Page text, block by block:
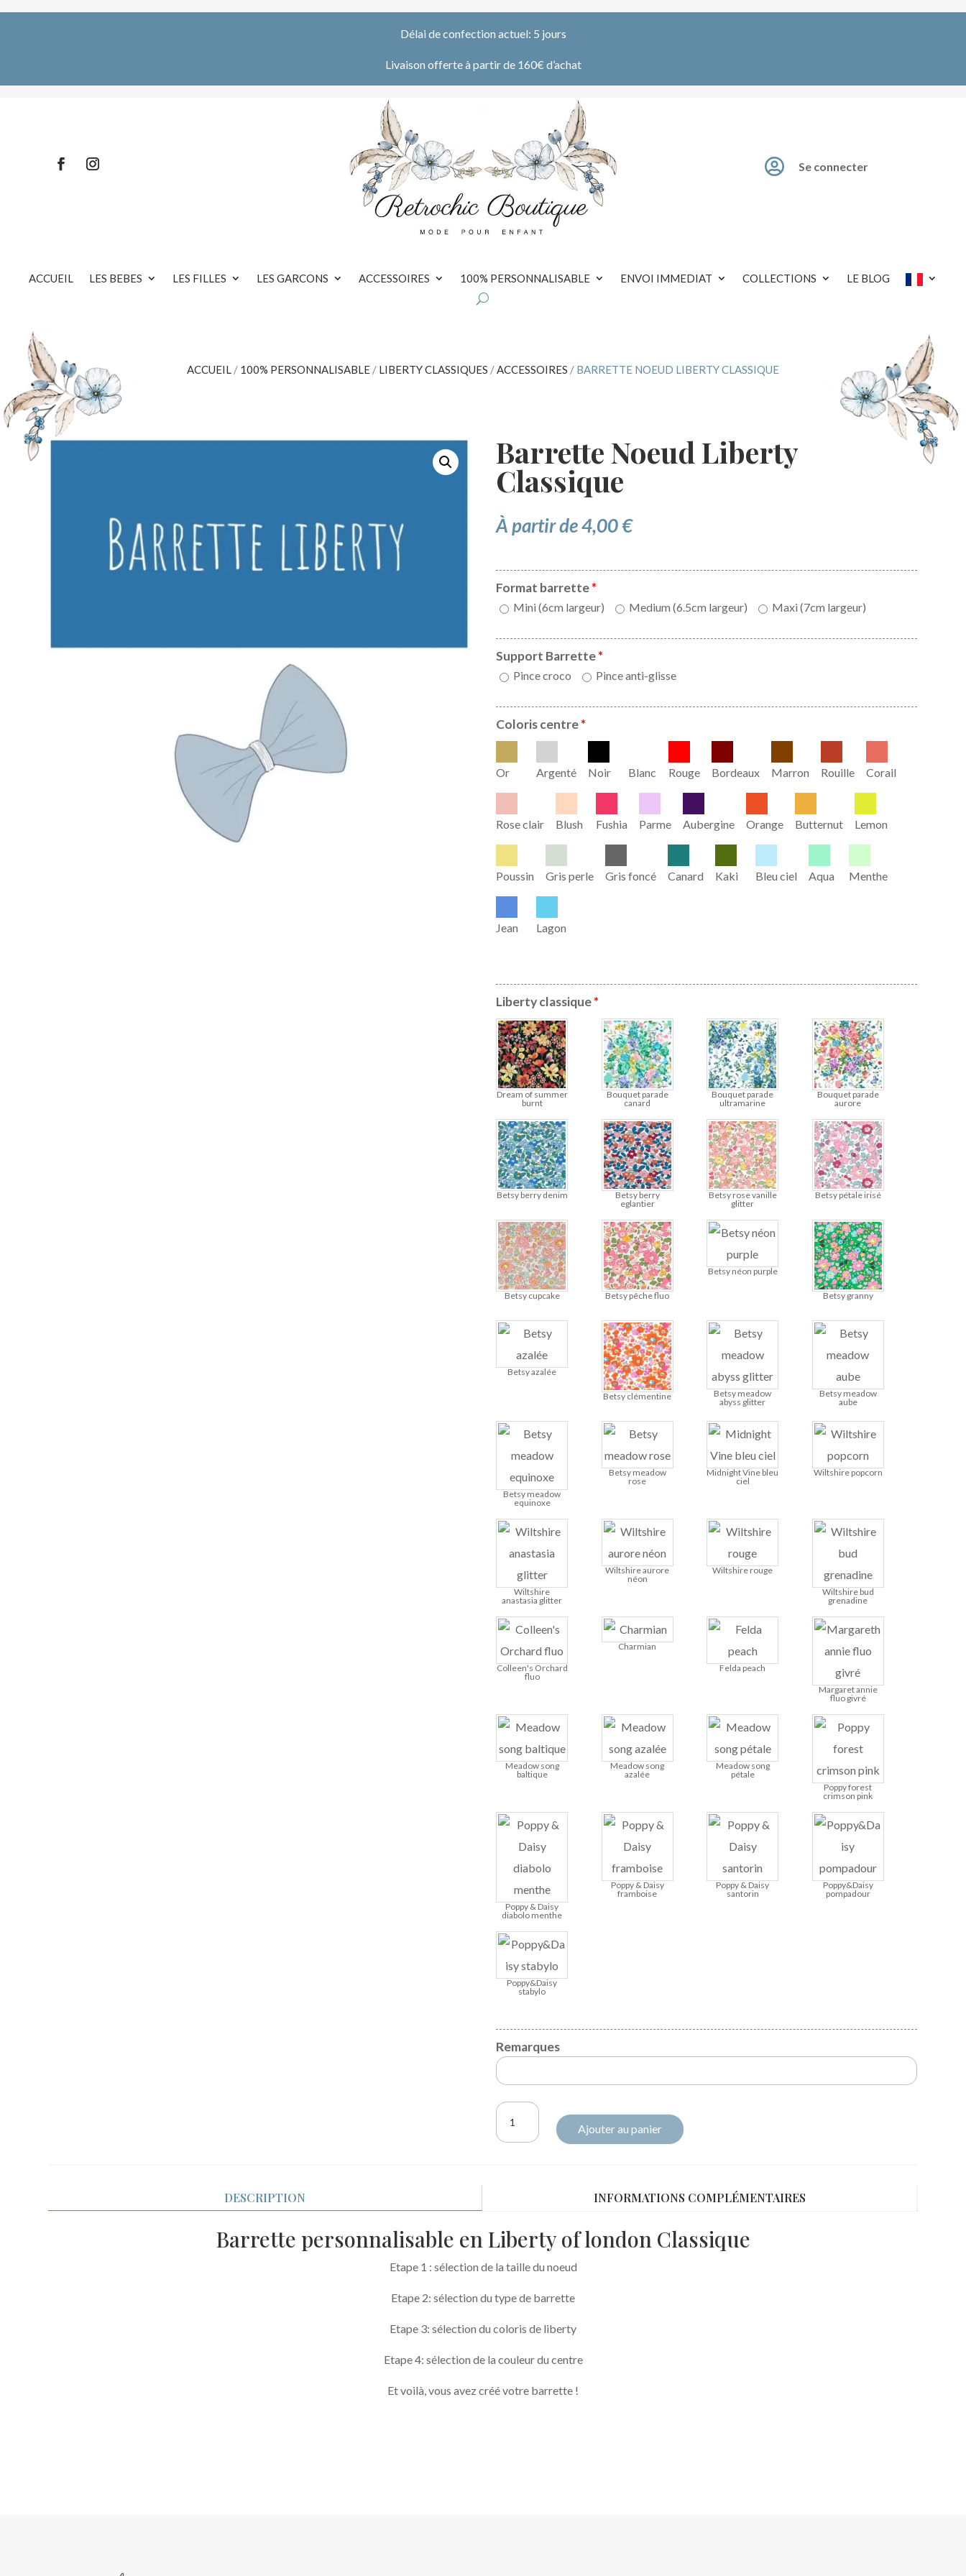
Délai de confection actuel: 5 jours
Livaison offerte à partir de 160€ d’achat
 Se connecter
ACCUEIL LES BEBES LES FILLES LES GARCONS ACCESSOIRES 100% PERSONNALISABLE ENVOI IMMEDIAT COLLECTIONS LE BLOG
ACCUEIL / 100% PERSONNALISABLE / LIBERTY CLASSIQUES /ACCESSOIRES / BARRETTE NOEUD LIBERTY CLASSIQUE
Barrette Noeud Liberty
Classique
À partir de4,00€
Format barrette*
Mini (6cm largeur) Medium (6.5cm largeur) Maxi (7cm largeur)
Support Barrette*
Pince croco Pince anti-glisse
Coloris centre*
Or Argenté Noir Blanc Rouge Bordeaux Marron Rouille Corail
Rose clair Blush Fushia Parme Aubergine Orange Butternut Lemon
Poussin Gris perle Gris foncé Canard Kaki Bleu ciel Aqua Menthe
Jean Lagon
Liberty classique*
Dream of summer
burnt
Bouquet parade
canard
Bouquet parade
ultramarine
Bouquet parade
aurore
Betsy berry denim
Betsy berry
eglantier
Betsy rose vanille
glitter
Betsy pétale irisé
Betsy cupcake Betsy pêche fluo
Betsy néon purple
Betsy granny
Betsy azalée
Betsy clémentine
Betsy meadow
abyss glitter
Betsy meadow
aube
Betsy meadow
equinoxe
Betsy meadow
rose
Midnight Vine bleu
ciel
Wiltshire popcorn
Wiltshire
anastasia glitter
Wiltshire aurore
néon
Wiltshire rouge
Wiltshire bud
grenadine
Colleen's Orchard
fluo
Charmian
Felda peach
Margaret annie
fluo givré
Meadow song
baltique
Meadow song
azalée
Meadow song
pétale
Poppy forest
crimson pink
Poppy & Daisy
diabolo menthe
Poppy & Daisy
framboise
Poppy & Daisy
santorin
Poppy&Daisy
pompadour
Poppy&Daisy
stabylo
Remarques
quantité
Ajouter au panier
DESCRIPTION INFORMATIONS COMPLÉMENTAIRES
Barrette personnalisable en Liberty of london Classique
Etape 1 : sélection de la taille du noeud
Etape 2: sélection du type de barrette
Etape 3: sélection du coloris de liberty
Etape 4: sélection de la couleur du centre
Et voilà, vous avez créé votre barrette !